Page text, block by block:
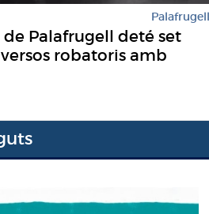
Palafrugell
de Palafrugell deté set
robatoris amb